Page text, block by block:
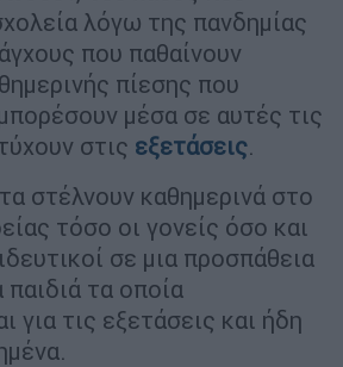
λόγω της πανδημίας
που παθαίνουν
πίεσης που
μέσα σε αυτές τις
στις εξετάσεις.
στέλνουν καθημερινά στο
τόσο οι γονείς όσο και
σε μια προσπάθεια
τα οποία
για τις εξετάσεις και ήδη